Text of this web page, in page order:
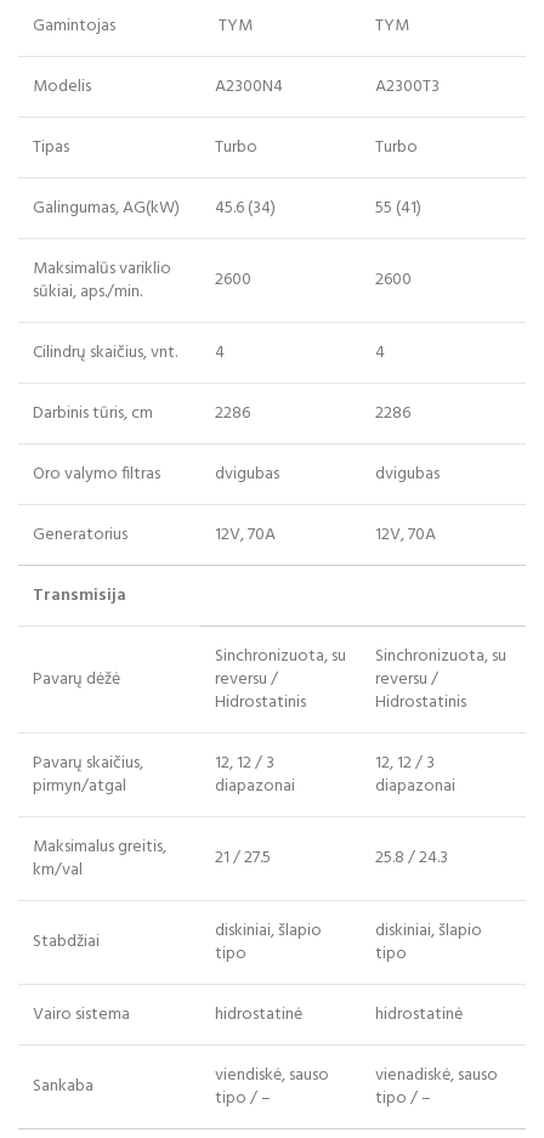
Gamintojas TYM TYM
Modelis A2300N4 A2300T3
Tipas Turbo Turbo
Galingumas, AG(kW) 45.6 (34) 55 (41)
Maksimalūs variklio
sūkiai, aps./min. 2600 2600
Cilindrų skaičius, vnt. 4 4
Darbinis tūris, cm 2286 2286
Oro valymo filtras dvigubas dvigubas
Generatorius 12V, 70A 12V, 70A
Transmisija
Pavarų dėžė
Sinchronizuota, su
reversu /
Hidrostatinis
Sinchronizuota, su
reversu /
Hidrostatinis
Pavarų skaičius,
pirmyn/atgal
12, 12 / 3
diapazonai
12, 12 / 3
diapazonai
Maksimalus greitis,
km/val
21 / 27.5 25.8 / 24.3
Stabdžiai
diskiniai, šlapio
tipo
diskiniai, šlapio
tipo
Vairo sistema hidrostatinė hidrostatinė
Sankaba
viendiskė, sauso
tipo / –
vienadiskė, sauso
tipo / –